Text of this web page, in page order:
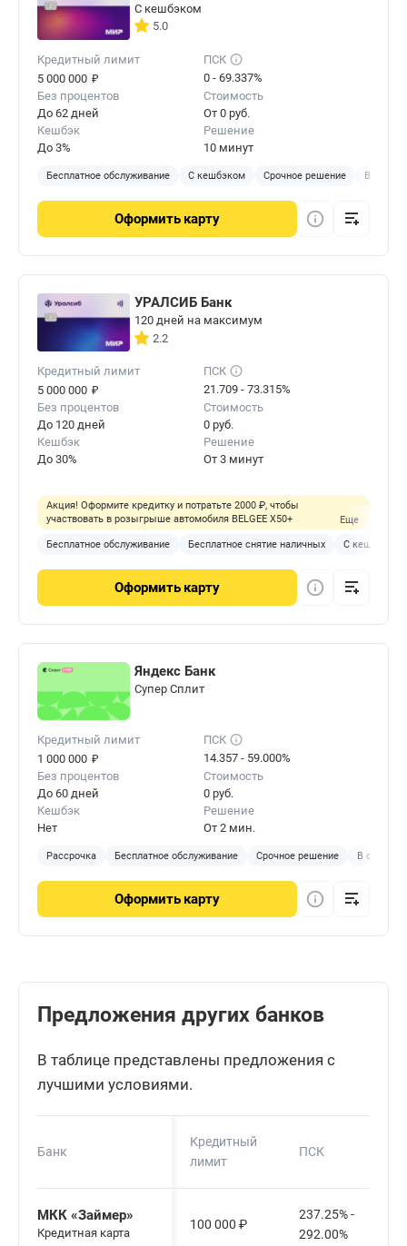
С кешбэком
5.0
Кредитный лимит
5 000 000 ₽
ПСК
0 - 69.337%
Без процентов
До 62 дней
Стоимость
От 0 руб.
Кешбэк
До 3%
Решение
10 минут
Бесплатное обслуживание С кешбэком Срочное решение В
Оформить карту
УРАЛСИБ Банк
120 дней на максимум
2.2
Кредитный лимит
5 000 000 ₽
ПСК
21.709 - 73.315%
Без процентов
До 120 дней
Стоимость
0 руб.
Кешбэк
До 30%
Решение
От 3 минут
Акция! Оформите кредитку и потратьте 2000 ₽, чтобы
участвовать в розыгрыше автомобиля BELGEE X50+
Еще
Бесплатное обслуживание Бесплатное снятие наличных С кешбэком
Оформить карту
Яндекс Банк
Cупер Сплит
Кредитный лимит
1 000 000 ₽
ПСК
14.357 - 59.000%
Без процентов
До 60 дней
Стоимость
0 руб.
Кешбэк
Нет
Решение
От 2 мин.
Рассрочка Бесплатное обслуживание Срочное решение В
Оформить карту
Предложения других банков
В таблице представлены предложения с
лучшими условиями.
Банк
Кредитный
лимит
ПСК
МКК «Займер»
Кредитная карта
100 000 ₽
237.25% -
292.00%